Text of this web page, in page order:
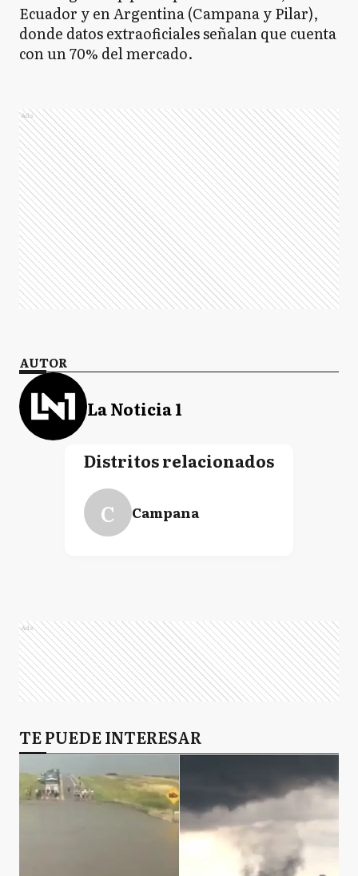
Ecuador y en Argentina (Campana y Pilar),
donde datos extraoficiales señalan que cuenta
con un 70% del mercado.
Ads
AUTOR
La Noticia 1
Distritos relacionados
C Campana
Ads
TE PUEDE INTERESAR